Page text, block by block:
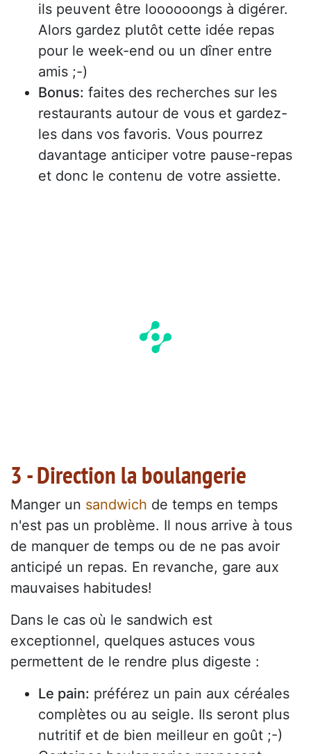
ils peuvent être loooooongs à digérer.
Alors gardez plutôt cette idée repas
pour le week-end ou un dîner entre
amis ;-)
Bonus: faites des recherches sur les
restaurants autour de vous et gardez-
les dans vos favoris. Vous pourrez
davantage anticiper votre pause-repas
et donc le contenu de votre assiette.
3 - Direction la boulangerie
Manger un sandwich de temps en temps
n'est pas un problème. Il nous arrive à tous
de manquer de temps ou de ne pas avoir
anticipé un repas. En revanche, gare aux
mauvaises habitudes!
Dans le cas où le sandwich est
exceptionnel, quelques astuces vous
permettent de le rendre plus digeste :
Le pain: préférez un pain aux céréales
complètes ou au seigle. Ils seront plus
nutritif et de bien meilleur en goût ;-)